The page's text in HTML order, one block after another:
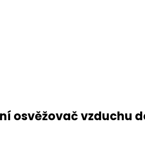
osvěžovač vzduchu